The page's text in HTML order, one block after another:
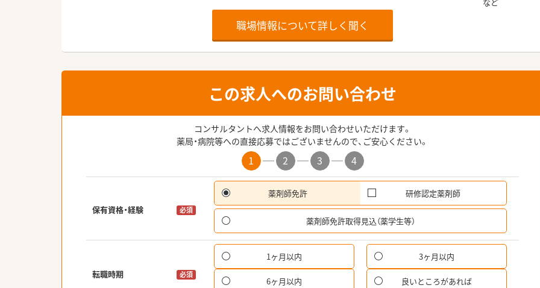
職場情報について詳しく聞く
この求人へのお問い合わせ
コンサルタントへ求人情報をお問い合わせいただけます。
薬局・病院等への直接応募ではございませんので、ご安心ください。
1 2 3 4
保有資格・経験 必須
薬剤師免許 研修認定薬剤師
薬剤師免許取得見込（薬学生等）
転職時期 必須
1ヶ月以内 3ヶ月以内
6ヶ月以内 良いところがあれば